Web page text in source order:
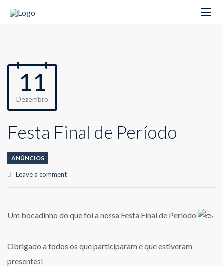
11
Dezembro
Festa Final de Período
ANÚNCIOS
Leave a comment
Um bocadinho do que foi a nossa Festa Final de Período
Obrigado a todos os que participaram e que estiveram
presentes!